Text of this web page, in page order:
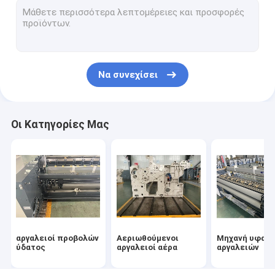
Αεριωθούμενη υφαίνοντας μηχανή αέρα
Αεριωθούμενα μέρη αργαλειών αέρα
Να συνεχίσει
Οι Κατηγορίες Μας
αργαλειοί προβολών
ύδατος
Αεριωθούμενοι
αργαλειοί αέρα
Μηχανή
αργαλειών